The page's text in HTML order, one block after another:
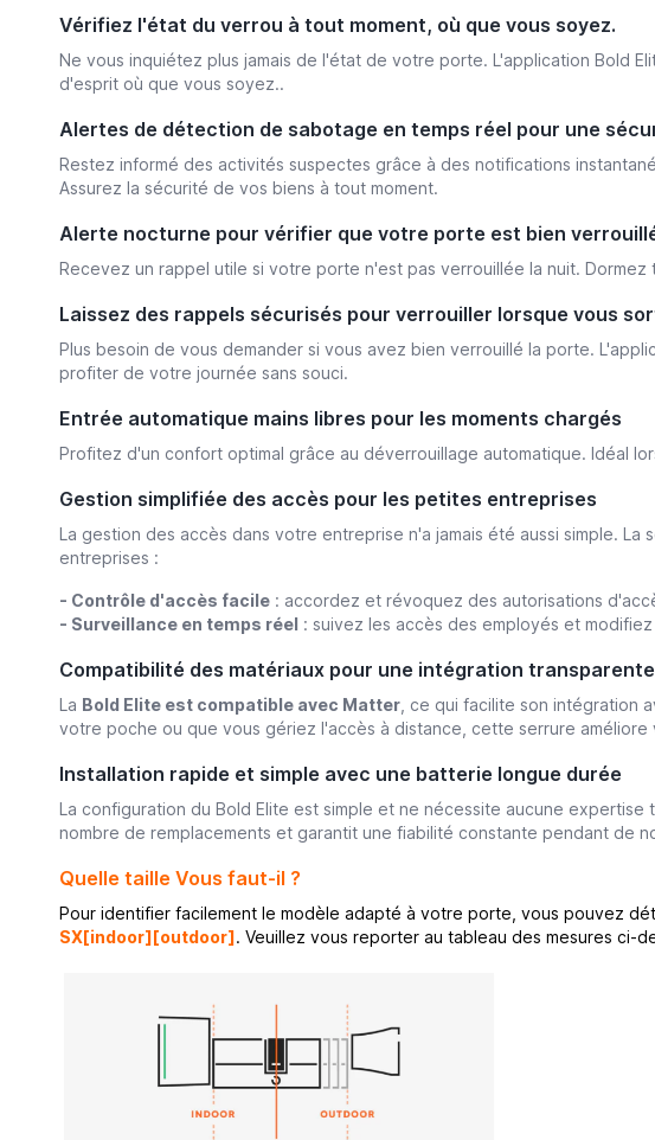
Vérifiez l'état du verrou à tout moment, où que vous soyez.
Ne vous inquiétez plus jamais de l'état de votre porte. L'application Bold
d'esprit où que vous soyez..
Alertes de détection de sabotage en temps réel pour une
Restez informé des activités suspectes grâce à des notifications
Assurez la sécurité de vos biens à tout moment.
Alerte nocturne pour vérifier que votre porte est bien
Recevez un rappel utile si votre porte n'est pas verrouillée la nuit.
Laissez des rappels sécurisés pour verrouiller lorsque vous
Plus besoin de vous demander si vous avez bien verrouillé la porte.
profiter de votre journée sans souci.
Entrée automatique mains libres pour les moments chargés
Profitez d'un confort optimal grâce au déverrouillage automatique. Idéal
Gestion simplifiée des accès pour les petites entreprises
La gestion des accès dans votre entreprise n'a jamais été aussi simple.
entreprises :
- Contrôle d'accès facile: accordez et révoquez des autorisations
- Surveillance en temps réel : suivez les accès des employés et
Compatibilité des matériaux pour une intégration
La Bold Elite est compatible avec Matter, ce qui facilite son intégration
votre poche ou que vous gériez l'accès à distance, cette serrure
Installation rapide et simple avec une batterie longue durée
La configuration du Bold Elite est simple et ne nécessite aucune
nombre de remplacements et garantit une fiabilité constante pendant de
Quelle taille Vous faut-il ?
Pour identifier facilement le modèle adapté à votre porte, vous pouvez
SX[indoor][outdoor]. Veuillez vous reporter au tableau des mesures ci-